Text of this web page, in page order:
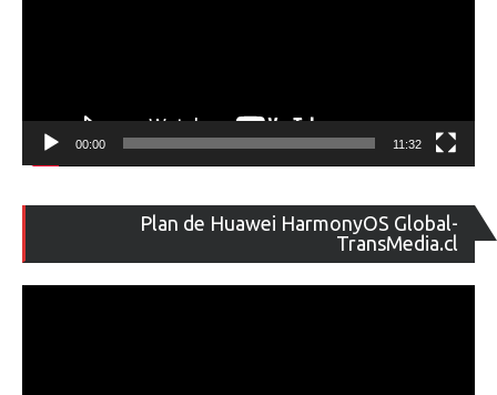
00:00 11:32
Plan de Huawei HarmonyOS Global-
TransMedia.cl
de